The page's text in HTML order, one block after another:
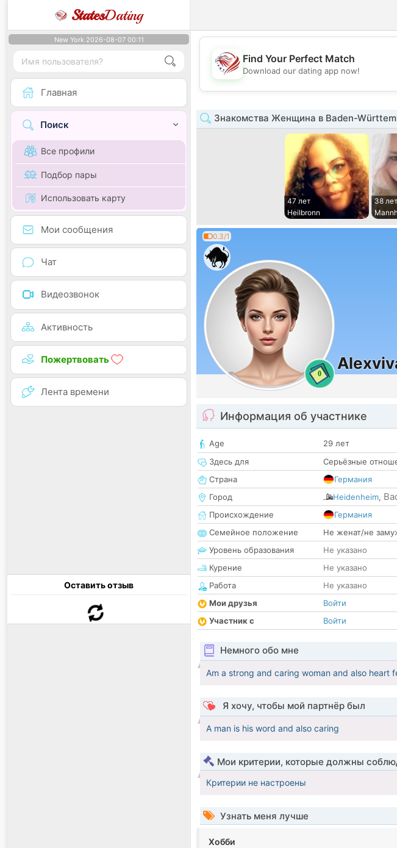
StatesDating
New York 2026-08-07 00:11
Главная
Поиск
Все профили
Подбор пары
Использовать карту
Мои сообщения
Чат
Видеозвонок
Активность
Пожертвовать
Лента времени
Оставить отзыв
Find Your Perfect Match
Download our dating app now!
Знакомства Женщина в Baden-
47 лет
Heilbronn
38 лет
0.3/1
0
Информация об участнике
Age
29 лет
Здесь для
Серьёзные
Страна
Германия
Город
Heidenheim,
Происхождение
Германия
Семейное положение
Не женат/не
Уровень образования
Не указано
Курение
Не указано
Работа
Не указано
Мои друзья
Войти
Участник с
Войти
Немного обо мне
Am a strong and caring woman and also heart
Я хочу, чтобы мой партнёр был
A man is his word and also caring
Мои критерии, которые должны
Критерии не настроены
Узнать меня лучше
Хобби